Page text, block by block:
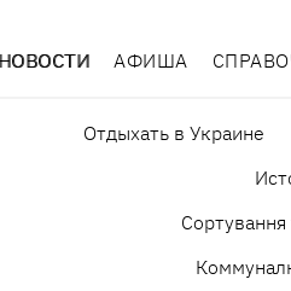
НОВОСТИ АФИША
Отдыхать в Украине
Сортування